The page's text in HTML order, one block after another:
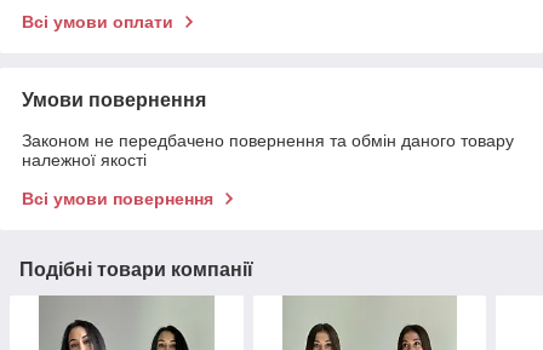
Всі умови оплати
Умови повернення
Законом не передбачено повернення та обмін даного товару
належної якості
Всі умови повернення
Подібні товари компанії